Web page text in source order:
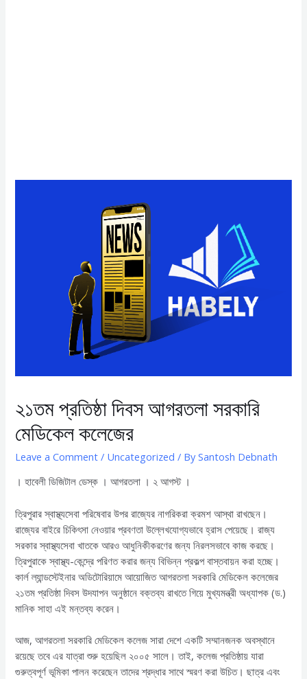
২১তম প্রতিষ্ঠা দিবস আগরতলা সরকারি
মেডিকেল কলেজের
Leave a Comment / Uncategorized / BySantosh Debnath
। হাবেলী ডিজিটাল ডেস্ক । আগরতলা । ২ আগস্ট ।
ত্রিপুরার স্বাস্থ্যসেবা পরিষেবার উপর রাজ্যের নাগরিকরা ক্রমশ আস্থা রাখছেন।
রাজ্যের বাইরে চিকিৎসা নেওয়ার প্রবণতা উল্লেখযোগ্যভাবে হ্রাস পেয়েছে। রাজ্য
সরকার স্বাস্থ্যসেবা খাতকে আরও আধুনিকীকরণের জন্য নিরলসভাবে কাজ করছে।
ত্রিপুরাকে স্বাস্থ্য-কেন্দ্রে পরিণত করার জন্য বিভিন্ন প্রকল্প বাস্তবায়ন করা হচ্ছে।
কার্ল ল্যান্ডস্টেইনার অডিটোরিয়ামে আয়োজিত আগরতলা সরকারি মেডিকেল কলেজের
২১তম প্রতিষ্ঠা দিবস উদযাপন অনুষ্ঠানে বক্তব্য রাখতে গিয়ে মুখ্যমন্ত্রী অধ্যাপক (ড.)
মানিক সাহা এই মন্তব্য করেন।
আজ, আগরতলা সরকারি মেডিকেল কলেজ সারা দেশে একটি সম্মানজনক অবস্থানে
রয়েছে তবে এর যাত্রা শুরু হয়েছিল ২০০৫ সালে। তাই, কলেজ প্রতিষ্ঠায় যারা
গুরুত্বপূর্ণ ভূমিকা পালন করেছেন তাদের শ্রদ্ধার সাথে স্মরণ করা উচিত। ছাত্র এবং